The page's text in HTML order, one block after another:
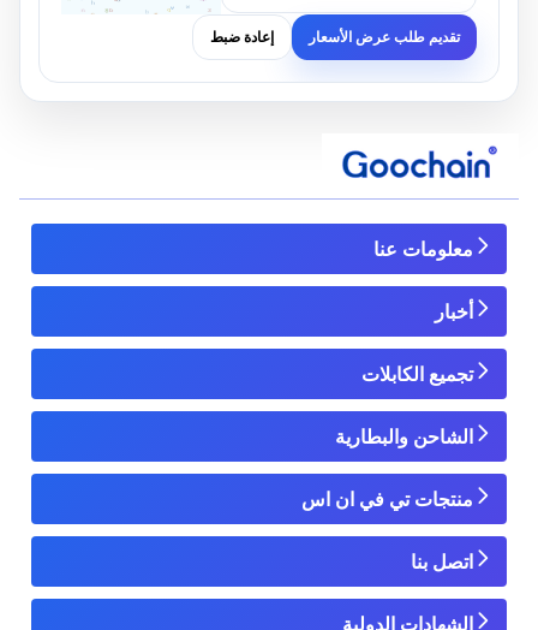
تقديم طلب عرض الأسعار إعادة ضبط
معلومات عنا
أخبار
تجميع الكابلات
الشاحن والبطارية
منتجات تي في ان اس
اتصل بنا
الشهادات الدولية